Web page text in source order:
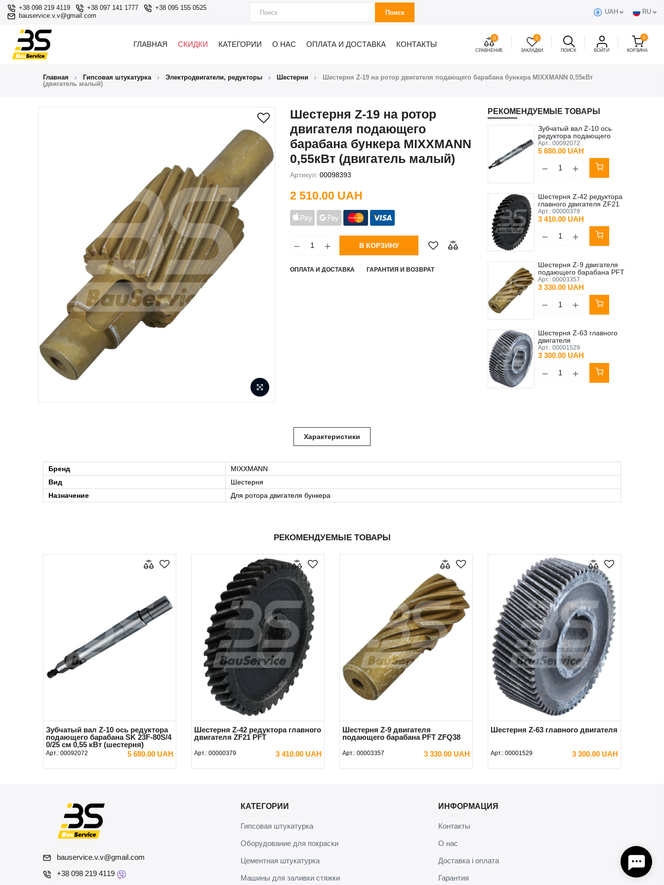
+38 098 219 4119 +38 097 141 1777
+38 095 155 0525
bauservice.v.v@gmail.com
Поиск UAH RU
ГЛАВНАЯ СКИДКИ КАТЕГОРИИ О НАС ОПЛАТА И ДОСТАВКА КОНТАКТЫ
0
СРАВНЕНИЕ
0
ЗАКЛАДКИ ПОИСК ВОЙТИ
0
КОРЗИНА
Главная Гипсовая штукатурка Электродвигатели, редукторы Шестерни
Шестерня Z-19 на ротор двигателя подающего барабана бункера MIXXMANN 0,55кВт
(двигатель малый)
Шестерня Z-19 на ротор
двигателя подающего
барабана бункера MIXXMANN
0,55кВт (двигатель малый)
Артикул: 00098393
2 510.00 UAH
В КОРЗИНУ
ОПЛАТА И ДОСТАВКА ГАРАНТИЯ И ВОЗВРАТ
РЕКОМЕНДУЕМЫЕ ТОВАРЫ
Зубчатый вал Z-10 ось
редуктора подающего
барабана SK 23F-80S/4
0/25 см 0,55 кВт
Арт.: 00092072
5 680.00 UAH
Шестерня Z-42 редуктора
главного двигателя ZF21
PFT
Арт.: 00000379
3 410.00 UAH
Шестерня Z-9 двигателя
подающего барабана PFT
ZFQ38
Арт.: 00003357
3 330.00 UAH
Шестерня Z-63 главного
двигателя
Арт.: 00001529
3 300.00 UAH
Характеристики
Бренд
MIXXMANN
Вид
Шестерня
Назначение
Для ротора двигателя бункера
РЕКОМЕНДУЕМЫЕ ТОВАРЫ
Зубчатый вал Z-10 ось редуктора
подающего барабана SK 23F-80S/4
0/25 см 0,55 кВт (шестерня)
Арт.: 00092072 5 680.00 UAH
В КОРЗИНУ
Шестерня Z-42 редуктора главного
двигателя ZF21 PFT
Арт.: 00000379 3 410.00 UAH
В КОРЗИНУ
Шестерня Z-9 двигателя
подающего барабана PFT ZFQ38
Арт.: 00003357 3 330.00 UAH
В КОРЗИНУ
Шестерня Z-63 главного двигателя
Арт.: 00001529 3 300.00 UAH
В КОРЗИНУ
bauservice.v.v@gmail.com
+38 098 219 4119
КАТЕГОРИИ
Гипсовая штукатурка
Оборудование для покраски
Цементная штукатурка
Машины для заливки стяжки
ИНФОРМАЦИЯ
Контакты
О нас
Доставка і оплата
Гарантия